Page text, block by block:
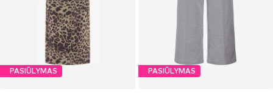
PASIŪLYMAS PASIŪLYMAS